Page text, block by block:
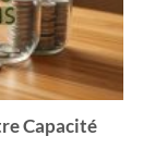
Capacité